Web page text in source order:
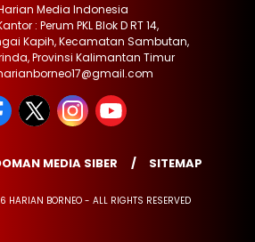
Media Indonesia
: Perum PKL Blok D RT 14,
Kapih, Kecamatan Sambutan,
Provinsi Kalimantan Timur
MEDIA SIBER SITEMAP
HARIAN BORNEO - ALL RIGHTS RESERVED